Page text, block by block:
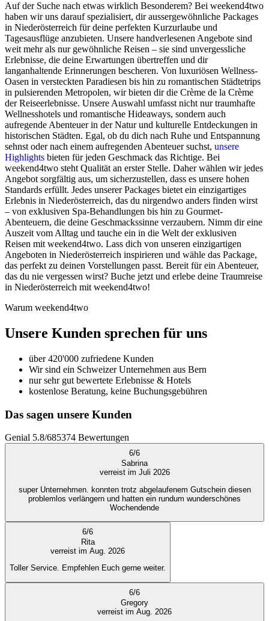
Auf der Suche nach etwas wirklich Besonderem? Bei weekend4two
haben wir uns darauf spezialisiert, dir aussergewöhnliche Packages
in Niederösterreich für deine perfekten Kurzurlaube und
Tagesausflüge anzubieten. Unsere handverlesenen Angebote sind
weit mehr als nur gewöhnliche Reisen – sie sind unvergessliche
Erlebnisse, die deine Erwartungen übertreffen und dir
langanhaltende Erinnerungen bescheren. Von luxuriösen Wellness-
Oasen in versteckten Paradiesen bis hin zu romantischen Städtetrips
in pulsierenden Metropolen, wir bieten dir die Crème de la Crème
der Reiseerlebnisse. Unsere Auswahl umfasst nicht nur traumhafte
Wellnesshotels und romantische Hideaways, sondern auch
aufregende Abenteuer in der Natur und kulturelle Entdeckungen in
historischen Städten. Egal, ob du dich nach Ruhe und Entspannung
sehnst oder nach einem aufregenden Abenteuer suchst, unsere
Highlights bieten für jeden Geschmack das Richtige. Bei
weekend4two steht Qualität an erster Stelle. Daher wählen wir jedes
Angebot sorgfältig aus, um sicherzustellen, dass es unsere hohen
Standards erfüllt. Jedes unserer Packages bietet ein einzigartiges
Erlebnis in Niederösterreich, das du nirgendwo anders finden wirst
– von exklusiven Spa-Behandlungen bis hin zu Gourmet-
Abenteuern, die deine Geschmackssinne verzaubern. Nimm dir eine
Auszeit vom Alltag und tauche ein in die Welt der exklusiven
Reisen mit weekend4two. Lass dich von unseren einzigartigen
Angeboten in Niederösterreich inspirieren und wähle das Package,
das perfekt zu deinen Vorstellungen passt. Bereit für ein Abenteuer,
das du nie vergessen wirst? Buche jetzt und erlebe deine Traumreise
in Niederösterreich mit weekend4two!
Warum weekend4two
Unsere Kunden sprechen für uns
über 420'000 zufriedene Kunden
Wir sind ein Schweizer Unternehmen aus Bern
nur sehr gut bewertete Erlebnisse & Hotels
kostenlose Beratung, keine Buchungsgebühren
Das sagen unsere Kunden
Genial 5.8/685374 Bewertungen
6/6
Sabrina
verreist im Juli 2026
super Unternehmen. konnten trotz abgelaufenem Gutschein diesen
problemlos verlängern und hatten ein rundum wunderschönes
Wochendende
6/6
Rita
verreist im Aug. 2026
Toller Service. Empfehlen Euch gerne weiter.
6/6
Gregory
verreist im Aug. 2026